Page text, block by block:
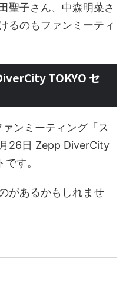
聖子さん、中森明菜さ
るのもファンミーティ
TOKYO セ
ンミーティング「ス
26日 Zepp DiverCity
す。
があるかもしれませ